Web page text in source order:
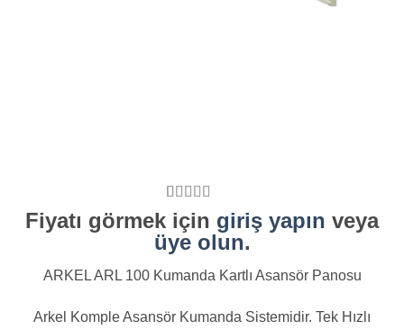
2müşteri
puanına
dayanarak 5
üzerinden
puan aldı
Fiyatı görmek için giriş yapın veya
üye olun.
ARKEL ARL 100 Kumanda Kartlı Asansör Panosu
Arkel Komple Asansör Kumanda Sistemidir. Tek Hızlı